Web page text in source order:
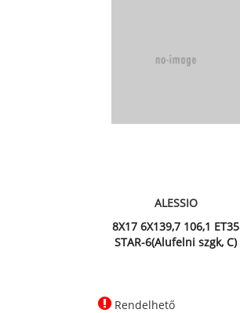
ALESSIO
8X17 6X139,7 106,1 ET35
STAR-6(Alufelni szgk, C)
Rendelhető